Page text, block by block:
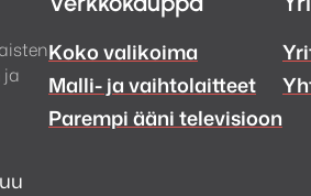
yhdistettynä NS+-
musiikista ja
tapa rentoutua ja
ja
Koko valikoima
Malli- ja vaihtolaitteet
Parempi ääni televisioon